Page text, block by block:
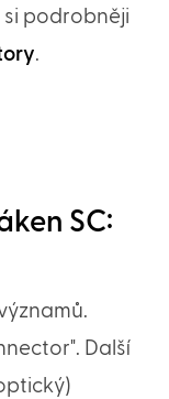
podrobněji
.
SC:
Další